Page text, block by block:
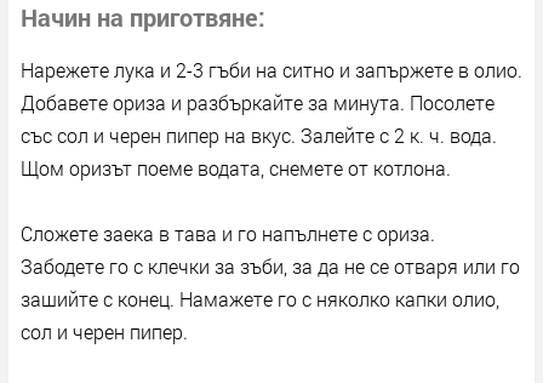
Начин на приготвяне
Нарежете лука и 2-3 гъби на ситно и запържете в олио.
Добавете ориза и разбъркайте за минута. Посолете
със сол и черен пипер на вкус. Залейте с 2 к. ч. вода.
Щом оризът поеме водата, снемете от котлона.
Сложете заека в тава и го напълнете с ориза.
Забодете го с клечки за зъби, за да не се отваря или го
зашийте с конец. Намажете го с няколко капки олио,
сол и черен пипер.